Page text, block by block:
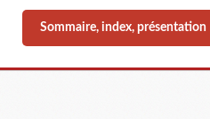
Sommaire, index, présentation